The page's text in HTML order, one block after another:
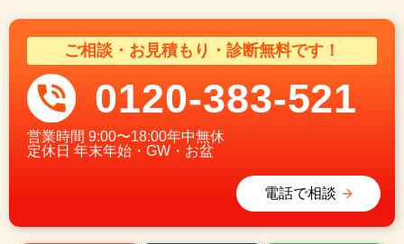
ご相談・お見積もり・診断無料です！
0120-383-521
営業時間 9:00〜18:00年中無休
定休日 年末年始・GW・お盆
電話で相談